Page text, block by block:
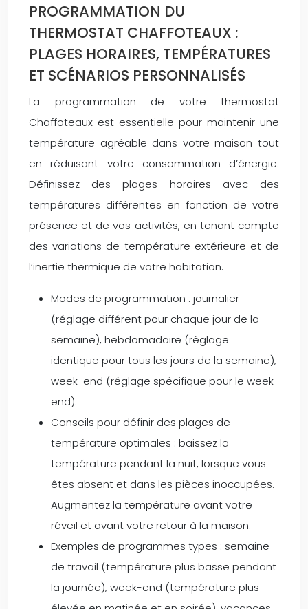
PROGRAMMATION DU
THERMOSTAT CHAFFOTEAUX :
PLAGES HORAIRES, TEMPÉRATURES
ET SCÉNARIOS PERSONNALISÉS
La programmation de votre thermostat
Chaffoteaux est essentielle pour maintenir une
température agréable dans votre maison tout
en réduisant votre consommation d’énergie.
Définissez des plages horaires avec des
températures différentes en fonction de votre
présence et de vos activités, en tenant compte
des variations de température extérieure et de
l’inertie thermique de votre habitation.
Modes de programmation : journalier
(réglage différent pour chaque jour de la
semaine), hebdomadaire (réglage
identique pour tous les jours de la semaine),
week-end (réglage spécifique pour le week-
end).
Conseils pour définir des plages de
température optimales : baissez la
température pendant la nuit, lorsque vous
êtes absent et dans les pièces inoccupées.
Augmentez la température avant votre
réveil et avant votre retour à la maison.
Exemples de programmes types : semaine
de travail (température plus basse pendant
la journée), week-end (température plus